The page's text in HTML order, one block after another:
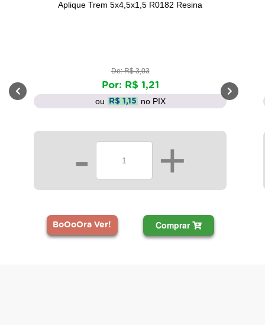
Aplique Trem 5x4,5x1,5 R0182 Resina
De: R$ 3,03
Por: R$ 1,21
ou R$ 1,15 no PIX
- +
BoOoOra Ver! Comprar